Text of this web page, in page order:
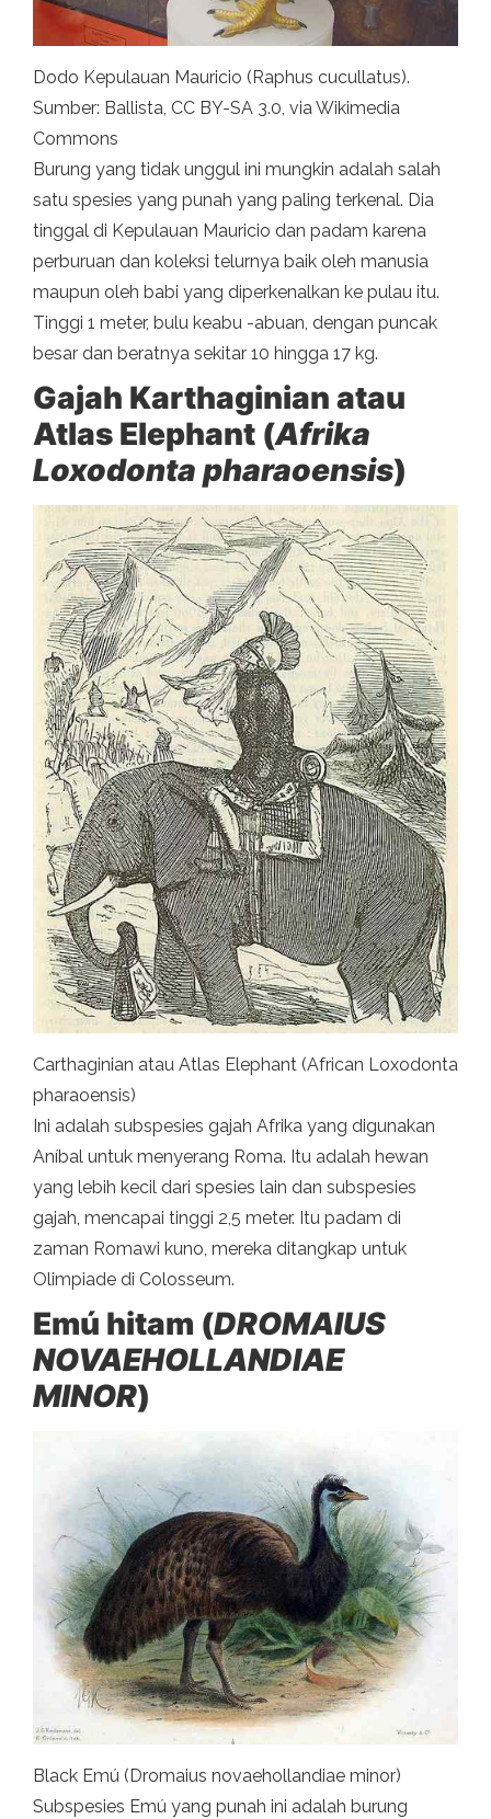
Dodo Kepulauan Mauricio (Raphus cucullatus).
Sumber: Ballista, CC BY-SA 3.0, via Wikimedia
Commons
Burung yang tidak unggul ini mungkin adalah salah
satu spesies yang punah yang paling terkenal. Dia
tinggal di Kepulauan Mauricio dan padam karena
perburuan dan koleksi telurnya baik oleh manusia
maupun oleh babi yang diperkenalkan ke pulau itu.
Tinggi 1 meter, bulu keabu -abuan, dengan puncak
besar dan beratnya sekitar 10 hingga 17 kg.
Gajah Karthaginian atau
Atlas Elephant (Afrika
Loxodonta pharaoensis)
Carthaginian atau Atlas Elephant (African Loxodonta
pharaoensis)
Ini adalah subspesies gajah Afrika yang digunakan
Aníbal untuk menyerang Roma. Itu adalah hewan
yang lebih kecil dari spesies lain dan subspesies
gajah, mencapai tinggi 2,5 meter. Itu padam di
zaman Romawi kuno, mereka ditangkap untuk
Olimpiade di Colosseum.
Emú hitam (DROMAIUS
NOVAEHOLLANDIAE
MINOR)
Black Emú (Dromaius novaehollandiae minor)
Subspesies Emú yang punah ini adalah burung